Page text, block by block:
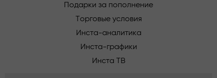
Подарки за пополнение
Торговые условия
Инста-аналитика
Инста-графики
Инста ТВ